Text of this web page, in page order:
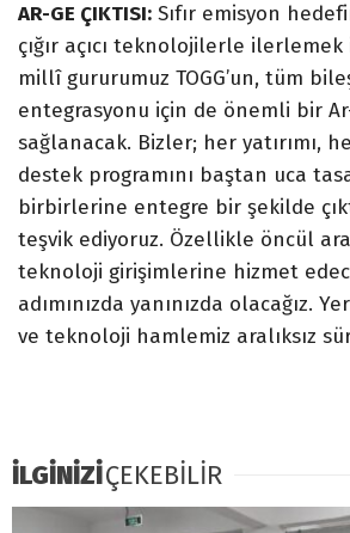
AR-GE ÇIKTISI: Sıfır emisyon
çığır açıcı teknolojilerle
millî gururumuz TOGG’un, tüm
entegrasyonu için de önemli bir Ar-
sağlanacak. Bizler; her yatırımı,
destek programını baştan uca
birbirlerine entegre bir şekilde
teşvik ediyoruz. Özellikle öncül
teknoloji girişimlerine hizmet
adımınızda yanınızda olacağız.
ve teknoloji hamlemiz aralıksız
İLGİNİZİÇEKEBİLİR